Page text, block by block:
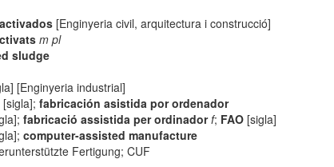
[Enginyeria civil, arquitectura i construcció]
m pl
sludge
[Enginyeria industrial]
[sigla]; fabricación asistida por ordenador
fabricació assistida per ordinador f; FAO [sigla]
computer-assisted manufacture
Fertigung; CUF